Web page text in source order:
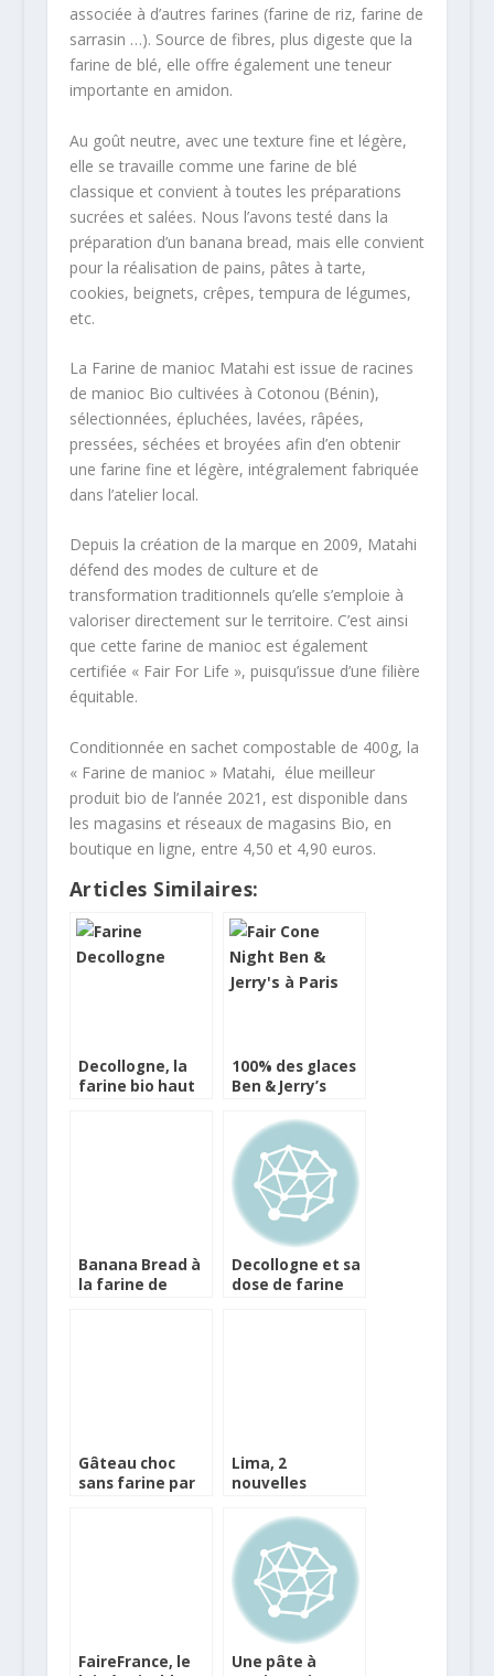
associée à d’autres farines (farine de riz, farine de
sarrasin …). Source de fibres, plus digeste que la
farine de blé, elle offre également une teneur
importante en amidon.
Au goût neutre, avec une texture fine et légère,
elle se travaille comme une farine de blé
classique et convient à toutes les préparations
sucrées et salées. Nous l’avons testé dans la
préparation d’un banana bread, mais elle convient
pour la réalisation de pains, pâtes à tarte,
cookies, beignets, crêpes, tempura de légumes,
etc.
La Farine de manioc Matahi est issue de racines
de manioc Bio cultivées à Cotonou (Bénin),
sélectionnées, épluchées, lavées, râpées,
pressées, séchées et broyées afin d’en obtenir
une farine fine et légère, intégralement fabriquée
dans l’atelier local.
Depuis la création de la marque en 2009, Matahi
défend des modes de culture et de
transformation traditionnels qu’elle s’emploie à
valoriser directement sur le territoire. C’est ainsi
que cette farine de manioc est également
certifiée « Fair For Life », puisqu’issue d’une filière
équitable.
Conditionnée en sachet compostable de 400g, la
« Farine de manioc » Matahi, élue meilleur
produit bio de l’année 2021, est disponible dans
les magasins et réseaux de magasins Bio, en
boutique en ligne, entre 4,50 et 4,90 euros.
Articles Similaires:
Decollogne, la
farine bio haut
100% des glaces
Ben & Jerry’s
commerce
équitable d’ici fin
2011
Banana Bread à
la farine de
Decollogne et sa
dose de farine
Gâteau choc
sans farine par
Lima, 2
nouvelles
l’avoine sans
sucres
FaireFrance, le
Une pâte à